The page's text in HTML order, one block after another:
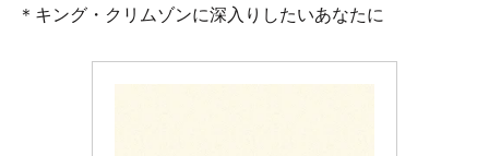
＊キング・クリムゾンに深入りしたいあなたに